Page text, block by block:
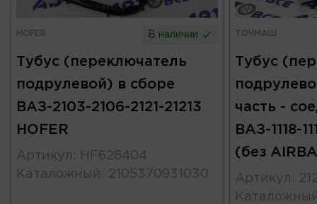
HOFER В наличии
Тубус (переключатель
подрулевой) в сборе
ВАЗ-2103-2106-2121-21213
HOFER
Артикул :
HF628404
Каталожный : 2105370931030
ТОЧМАШ
Тубус
часть -
ВАЗ-1118-
(без
Артикул :